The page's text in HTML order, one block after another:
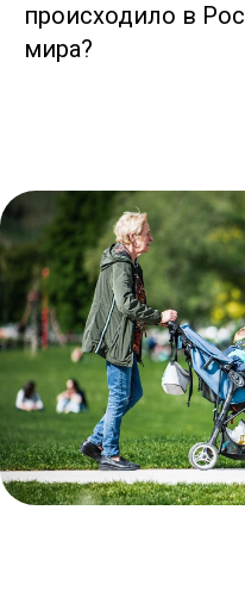
происходило в
мира?